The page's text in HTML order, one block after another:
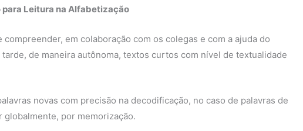
para Leitura na Alfabetização
compreender, em colaboração com os colegas e com a ajuda do
de maneira autônoma, textos curtos com nível de textualidade
novas com precisão na decodificação, no caso de palavras de
globalmente, por memorização.